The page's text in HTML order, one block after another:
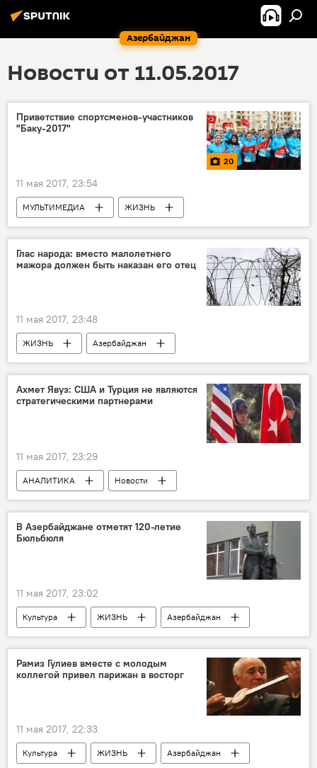
Азербайджан
Новости от 11.05.2017
Приветствие спортсменов-участников
"Баку-2017"
20
11 мая 2017, 23:54
МУЛЬТИМЕДИА
ЖИЗНЬ
Азербайджан
Спорт
Фото
IV Игры исламской солидарности
Атлеты
Глас народа: вместо малолетнего
мажора должен быть наказан его отец
11 мая 2017, 23:48
ЖИЗНЬ
Азербайджан
Происшествия
Новости
Физули Фараджев
Агаали Фараджли
Наказание
Соцсети
Ахмет Явуз: США и Турция не являются
стратегическими партнерами
11 мая 2017, 23:29
АНАЛИТИКА
Новости
Новости мира
США
Турция
Ахмет Явуз
Поставки вооружения
Противостояние
В Азербайджане отметят 120-летие
Бюльбюля
11 мая 2017, 23:02
Культура ЖИЗНЬ
Азербайджан
Новости
Ильхам Алиев
Бюльбюль
распоряжение
Рамиз Гулиев вместе с молодым
коллегой привел парижан в восторг
11 мая 2017, 22:33
Культура ЖИЗНЬ
Азербайджан